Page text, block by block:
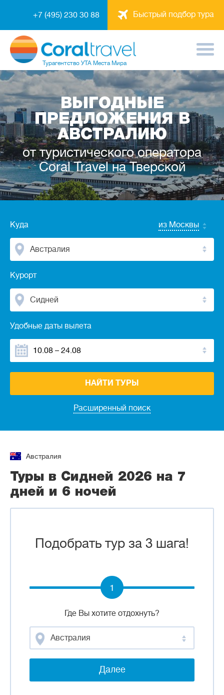
Быстрый подбор тура
+7 (495) 230 30 88
Турагентство УТА Места Мира
ВЫГОДНЫЕ
ПРЕДЛОЖЕНИЯ В
АВСТРАЛИЮ
от туристического оператора
Coral Travel на Тверской
Куда из Москвы
Австралия
Курорт
Сидней
Удобные даты вылета
Расширенный поиск
НАЙТИ ТУРЫ
Австралия
Туры в Сидней 2026 на 7
дней и 6 ночей
Подобрать тур за 3 шага!
Где Вы хотите отдохнуть?
Австралия
Далее
1